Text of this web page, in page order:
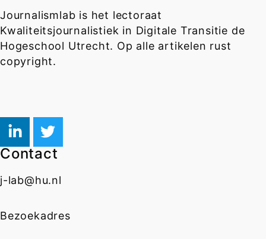
Journalismlab is het lectoraat
Kwaliteitsjournalistiek in Digitale Transitie de
Hogeschool Utrecht. Op alle artikelen rust
copyright.
Contact
j-lab@hu.nl
Bezoekadres